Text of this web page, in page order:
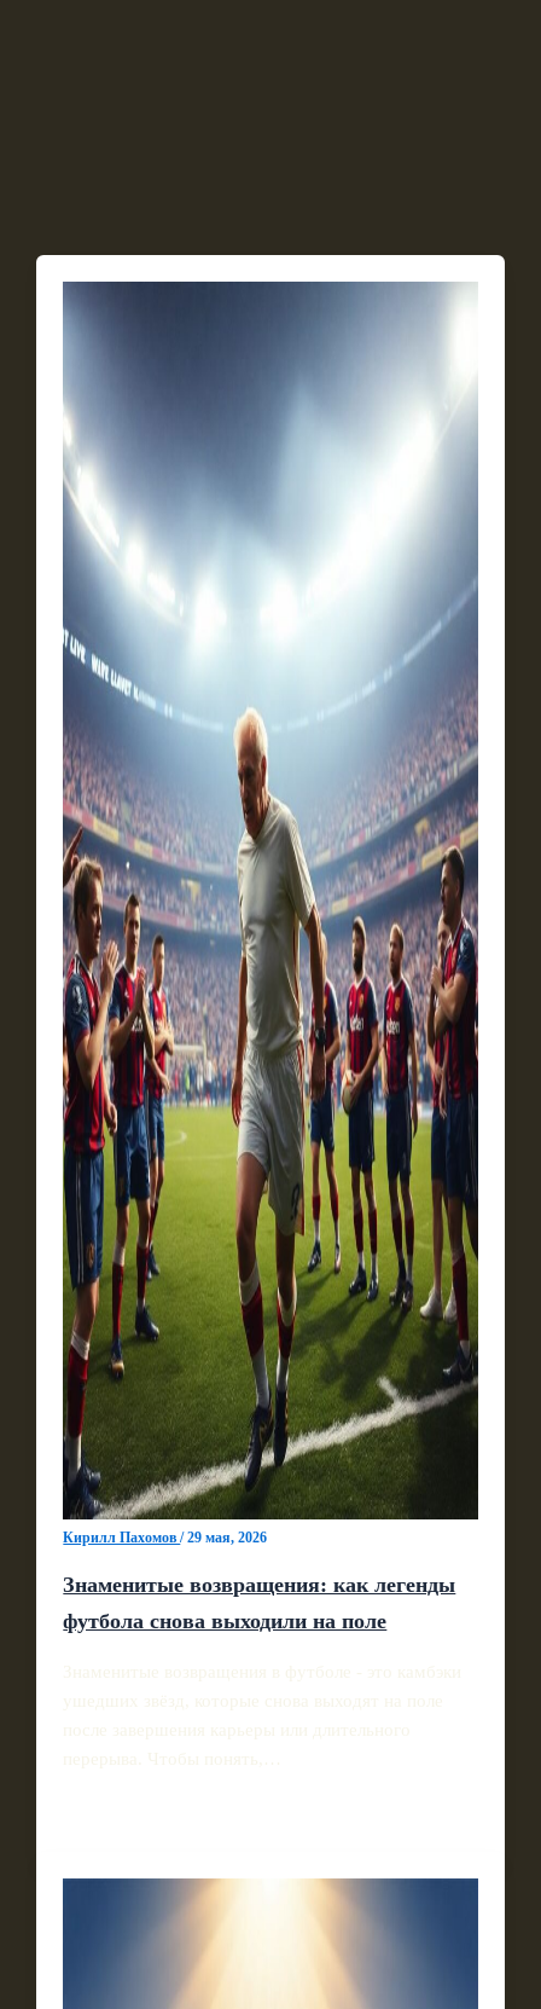
Кирилл Пахомов/29 мая, 2026
Знаменитые возвращения: как легенды
футбола снова выходили на поле
Знаменитые возвращения в футболе - это камбэки
ушедших звёзд, которые снова выходят на поле
после завершения карьеры или длительного
перерыва. Чтобы понять,…